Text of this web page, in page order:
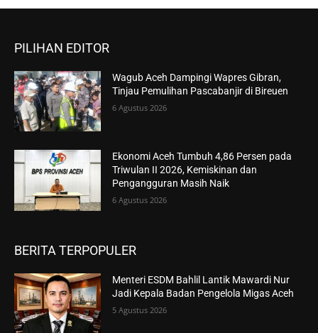
PILIHAN EDITOR
Wagub Aceh Dampingi Wapres Gibran,
Tinjau Pemulihan Pascabanjir di Bireuen
6 Agustus 2026
Ekonomi Aceh Tumbuh 4,86 Persen pada
Triwulan II 2026, Kemiskinan dan
Pengangguran Masih Naik
6 Agustus 2026
BERITA TERPOPULER
Menteri ESDM Bahlil Lantik Mawardi Nur
Jadi Kepala Badan Pengelola Migas Aceh
5 Agustus 2026